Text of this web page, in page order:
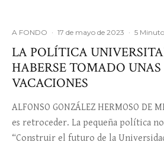
A FONDO · 17 de mayo de 2023 · 5
LA POLÍTICA
HABERSE TOMADO
VACACIONES
ALFONSO GONZÁLEZ HERMOSO DE
es retroceder. La pequeña política
“Construir el futuro de la